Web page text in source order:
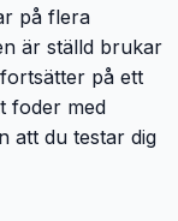
på flera
är ställd brukar
på ett
foder med
att du testar dig